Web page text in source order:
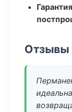
Отзывы